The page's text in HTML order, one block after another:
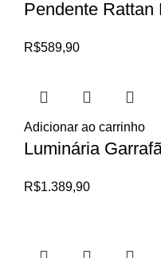
Pendente Rattan
R$589,90
Adicionar ao carrinho
Luminária
R$1.389,90